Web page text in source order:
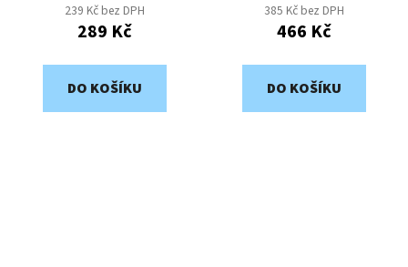
239 Kč bez DPH
289 Kč
DO KOŠÍKU
385 Kč bez DPH
466 Kč
DO KOŠÍKU